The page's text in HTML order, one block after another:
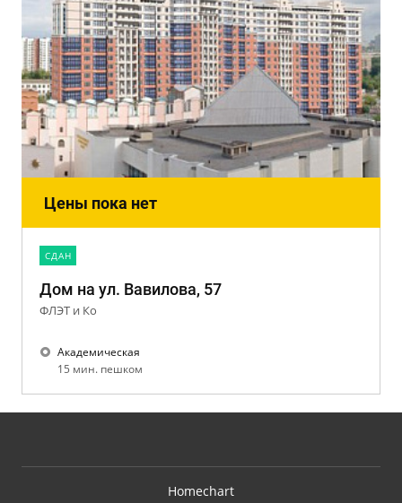
Цены пока нет
CДАН
Дом на ул. Вавилова, 57
ФЛЭТ и Ко
Академическая
15 мин. пешком
Homechart